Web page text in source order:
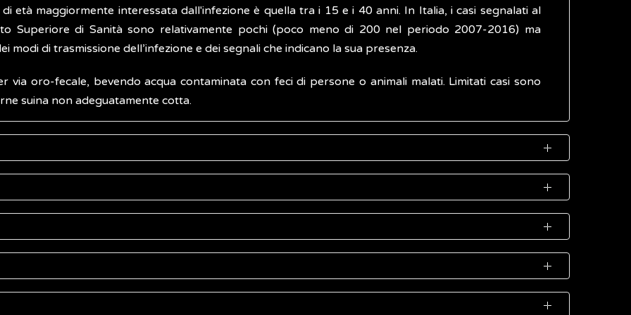
di età maggiormente interessata dall'infezione è quella tra i 15 e i 40 anni. In Italia, i casi segnalati al
Superiore di Sanità sono relativamente pochi (poco meno di 200 nel periodo 2007-2016) ma
modi di trasmissione dell’infezione e dei segnali che indicano la sua presenza.
via oro-fecale, bevendo acqua contaminata con feci di persone o animali malati. Limitati casi sono
suina non adeguatamente cotta.
(forma acuta) a distanza di 15-60 giorni dal contagio del
feci delle persone o degli animali infetti, può sopravvivere in forma attiva e contaminare le acque
il virus è presente nella carne di animali (maiali, cinghiali) non trattata o non adeguatamente cotta.
tramite:
presenti e su indagini strumentali e di laboratorio. I sintomi caratteristici dell'epatite acuta
e inappetenza) possono fornire indicazioni al medico per la prescrizione di analisi di laboratorio in
in genere, qualche settimana e tendono a diminuire nel tempo fino a scomparire. La cura consiste